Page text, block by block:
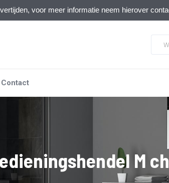
voor meer informatie neem hierover
Contact
M